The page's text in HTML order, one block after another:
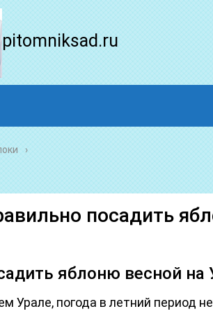
pitomniksad.ru
посадить
яблоню весной на
Урале, погода в летний период